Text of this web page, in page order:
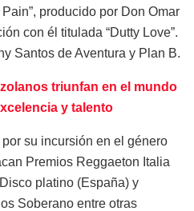
producido por Don Omar
con él titulada “Dutty Love”.
Santos de Aventura y Plan B.
triunfan en el mundo
y talento
su incursión en el género
Premios Reggaeton Italia
platino (España) y
Soberano entre otras